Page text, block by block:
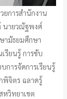
การสำนักงาน
นายวณัฐพงศ์
ามัธยมศึกษา
รียนรู้ การขับ
การจัดการเรียนรู้
พิจิตร ฉลาดรู้
หวิทยาเขต